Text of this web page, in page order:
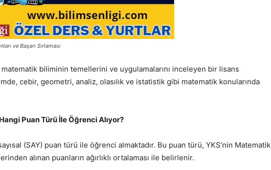
ve Başarı Sırlaması
matematik biliminin temellerini ve uygulamalarını inceleyen bir lisans
cebir, geometri, analiz, olasılık ve istatistik gibi matematik konularında
Puan Türü İle Öğrenci Alıyor?
(SAY) puan türü ile öğrenci almaktadır. Bu puan türü, YKS’nin Matematik
alınan puanların ağırlıklı ortalaması ile belirlenir.